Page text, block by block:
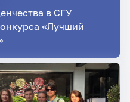
в СГУ
«Лучший